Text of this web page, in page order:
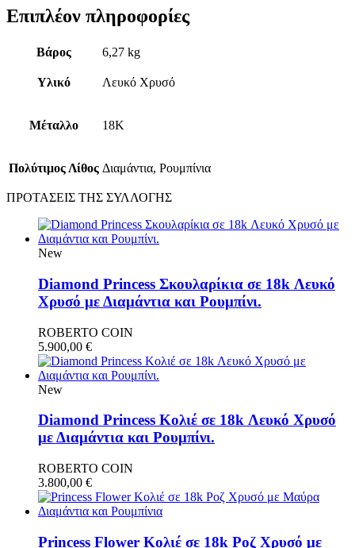
Επιπλέον πληροφορίες
Βάρος 6,27 kg
Υλικό Λευκό Χρυσό
Μέταλλο 18K
Πολύτιμος Λίθος Διαμάντια, Ρουμπίνια
ΠΡΟΤΑΣΕΙΣ ΤΗΣ ΣΥΛΛΟΓΗΣ
New
Diamond Princess Σκουλαρίκια σε 18k Λευκό
Χρυσό με Διαμάντια και Ρουμπίνι.
ROBERTO COIN
5.900,00 €
New
Diamond Princess Κολιέ σε 18k Λευκό Χρυσό
με Διαμάντια και Ρουμπίνι.
ROBERTO COIN
3.800,00 €
Princess Flower Κολιέ σε 18k Ροζ Χρυσό με